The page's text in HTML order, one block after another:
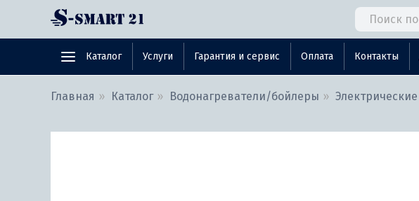
Каталог Услуги Гарантия и сервис Оплата Контакты
Главная Каталог Водонагреватели/бойлеры Электрические